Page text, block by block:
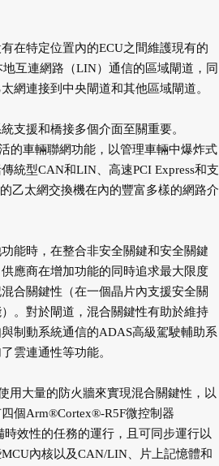
在特定位置內的ECU之間維護現有的
互連網路（LIN）通信的區域閘道，同
網連接到中央閘道和其他區域閘道。
支援和橋接多個介面至關重要。
的車輛聯網功能，以管理車輛中爆炸式
統型CAN和LIN、高速PCI Express和支
乙太網交換機在內的豐富多樣的網路介
能時，在整合非安全關鍵和安全關鍵
應商在增加功能的同時追求最大限度
合關鍵性（在一個晶片內支援安全關
。對於閘道，混合關鍵性有助於維持
制動系統通信的ADAS高級駕駛輔助系
雲連通性等功能。
用大量的防火牆來實現混合關鍵性，以
個Arm®Cortex®-R5F微控制器
時效性的任務的運行，且可同步運行以
內核以及CAN/LIN、片上記憶體和